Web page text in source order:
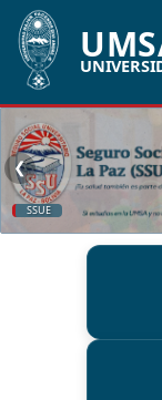
SSUE
❮